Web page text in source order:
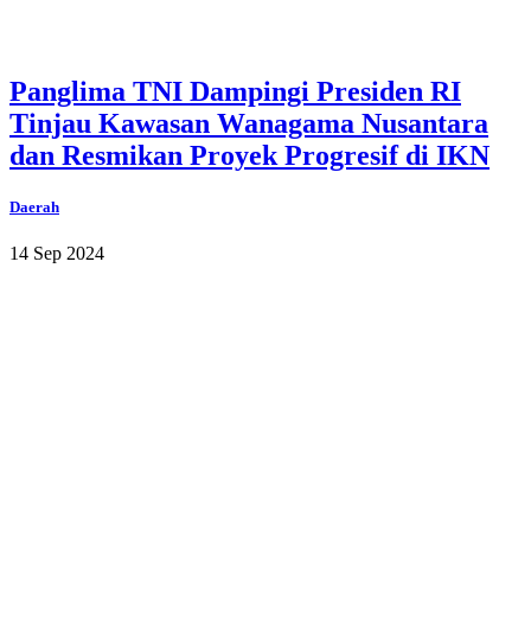
Panglima TNI Dampingi Presiden RI
Tinjau Kawasan Wanagama Nusantara
dan Resmikan Proyek Progresif di IKN
Daerah
14 Sep 2024